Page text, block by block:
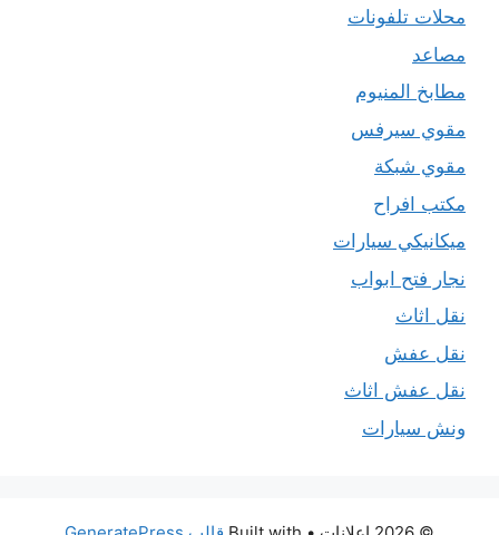
محلات تلفونات
مصاعد
مطابخ المنيوم
مقوي سيرفس
مقوي شبكة
مكتب افراح
ميكانيكي سيارات
نجار فتح ابواب
نقل اثاث
نقل عفش
نقل عفش اثاث
ونش سيارات